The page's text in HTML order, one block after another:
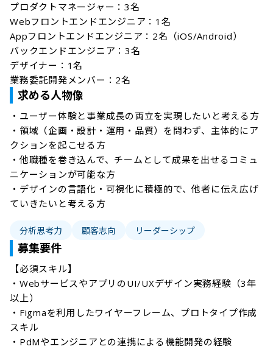
プロダクトマネージャー：3名
Webフロントエンドエンジニア：1名
Appフロントエンドエンジニア：2名（iOS/Android）
バックエンドエンジニア：3名
デザイナー：1名
業務委託開発メンバー：2名
求める人物像
・ユーザー体験と事業成長の両立を実現したいと考える方
・領域（企画・設計・運用・品質）を問わず、主体的にア
クションを起こせる方
・他職種を巻き込んで、チームとして成果を出せるコミュ
ニケーションが可能な方
・デザインの言語化・可視化に積極的で、他者に伝え広げ
ていきたいと考える方
分析思考力 顧客志向 リーダーシップ
募集要件
【必須スキル】
・WebサービスやアプリのUI/UXデザイン実務経験（3年
以上）
・Figmaを利用したワイヤーフレーム、プロトタイプ作成
スキル
・PdMやエンジニアとの連携による機能開発の経験